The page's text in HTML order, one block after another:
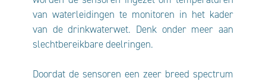
van waterleidingen te monitoren in het kader
van de drinkwaterwet. Denk onder meer aan
slechtbereikbare deelringen.
Doordat de sensoren een zeer breed spectrum